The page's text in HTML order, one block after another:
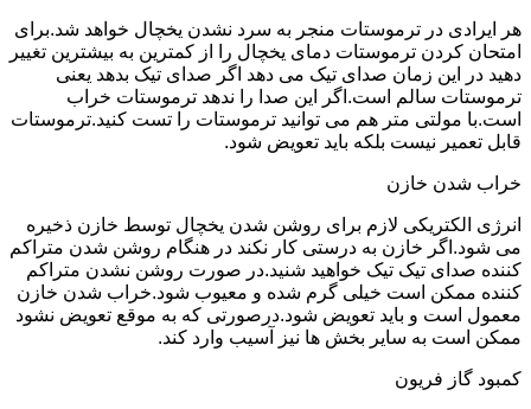
هر ایرادی در ترموستات منجر به سرد نشدن یخچال خواهد شد.برای
امتحان کردن ترموستات دمای یخچال را از کمترین به بیشترین تغییر
دهید در این زمان صدای تیک می دهد اگر صدای تیک بدهد یعنی
ترموستات سالم است.اگر این صدا را ندهد ترموستات خراب
است.با مولتی متر هم می توانید ترموستات را تست کنید.ترموستات
قابل تعمیر نیست بلکه باید تعویض شود.
خراب شدن خازن
انرژی الکتریکی لازم برای روشن شدن یخچال توسط خازن ذخیره
می شود.اگر خازن به درستی کار نکند در هنگام روشن شدن متراکم
کننده صدای تیک تیک خواهید شنید.در صورت روشن نشدن متراکم
کننده ممکن است خیلی گرم شده و معیوب شود.خراب شدن خازن
معمول است و باید تعویض شود.درصورتی که به موقع تعویض نشود
ممکن است به سایر بخش ها نیز آسیب وارد کند.
کمبود گاز فریون